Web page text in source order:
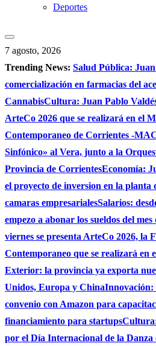
Deportes
7 agosto, 2026
Trending News: Salud Pública:
comercialización en farmacias del
CannabisCultura: Juan Pablo
ArteCo 2026 que se realizará en el
Contemporaneo de Corrientes -
Sinfónico» al Vera, junto a la
Provincia de CorrientesEconomía:
el proyecto de inversion en la planta
camaras empresarialesSalarios:
empezo a abonar los sueldos del
viernes se presenta ArteCo 2026, la
Contemporaneo que se realizará en
Exterior: la provincia ya exporta
Unidos, Europa y ChinaInnovación:
convenio con Amazon para
financiamiento para startups
por el Día Internacional de la Danza